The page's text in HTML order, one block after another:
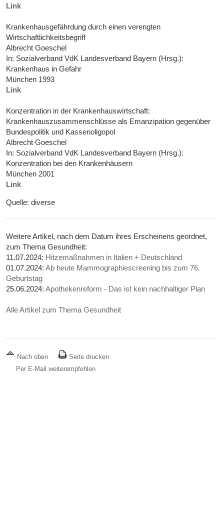
Link
Krankenhausgefährdung durch einen verengten
Wirtschaftlichkeitsbegriff
Albrecht Goeschel
In: Sozialverband VdK Landesverband Bayern (Hrsg.):
Krankenhaus in Gefahr
München 1993
Link
Konzentration in der Krankenhauswirtschaft:
Krankenhauszusammenschlüsse als Emanzipation gegenüber
Bundespolitik und Kassenoligopol
Albrecht Goeschel
In: Sozialverband VdK Landesverband Bayern (Hrsg.):
Konzentration bei den Krankenhäusern
München 2001
Link
Quelle: diverse
Weitere Artikel, nach dem Datum ihres Erscheinens geordnet,
zum Thema Gesundheit:
11.07.2024: Hitzemaßnahmen in Italien + Deutschland
01.07.2024:Ab heute Mammographiescreening bis zum 76.
Geburtstag
25.06.2024:Apothekenreform - Das ist kein nachhaltiger Plan
Alle Artikel zum Thema Gesundheit
Nach oben
Seite drucken
Per E-Mail weiterempfehlen